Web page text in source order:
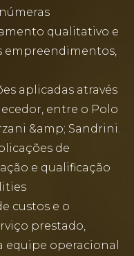
qualitativo e
empreendimentos,
aplicadas através
entre o Polo
&amp; Sandrini.
de
e qualificação
custos e o
prestado,
operacional